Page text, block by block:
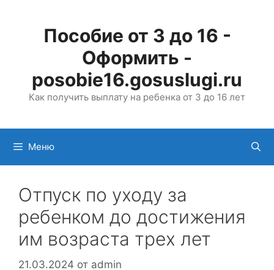
содержимомуПособие от 3 до 16 -
Оформить -
posobie16.gosuslugi.ru
Как получить выплату на ребенка от 3 до 16 лет
Меню
Отпуск по уходу за
ребенком до достижения
им возраста трех лет
21.03.2024 от admin